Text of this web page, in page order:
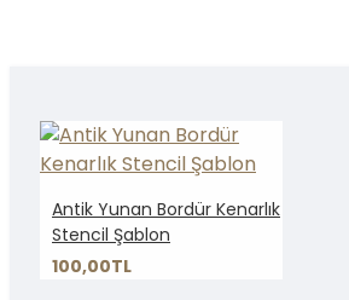
Antik Yunan Bordür Kenarlık
Stencil Şablon
100,00TL